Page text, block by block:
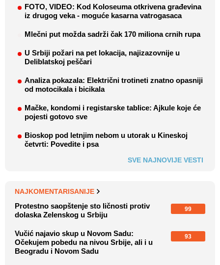
FOTO, VIDEO: Kod Koloseuma otkrivena građevina
iz drugog veka - moguće kasarna vatrogasaca
Mlečni put možda sadrži čak 170 miliona crnih rupa
U Srbiji požari na pet lokacija, najizazovnije u
Deliblatskoj peščari
Analiza pokazala: Električni trotineti znatno opasniji
od motocikala i bicikala
Mačke, kondomi i registarske tablice: Ajkule koje će
pojesti gotovo sve
Bioskop pod letnjim nebom u utorak u Kineskoj
četvrti: Povedite i psa
SVE NAJNOVIJE VESTI
NAJKOMENTARISANIJE
Protestno saopštenje sto ličnosti protiv
dolaska Zelenskog u Srbiju
99
Vučić najavio skup u Novom Sadu:
Očekujem pobedu na nivou Srbije, ali i u
Beogradu i Novom Sadu
93